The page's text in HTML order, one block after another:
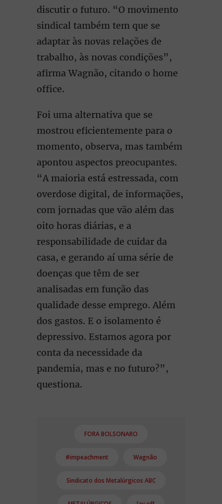
discutir o futuro. “O movimento
sindical também tem que se
adaptar às novas relações de
trabalho, às novas condições”,
afirma Wagnão, citando o home
office.
Foi uma alternativa que se
mostrou eficientemente para o
momento, observa, mas também
apontou aspectos preocupantes.
“A maioria está estressada, com
overdose digital, de informações,
com jornadas que vão além das
oito horas diárias, e a
responsabilidade de cuidar da
casa, e gerando aí uma série de
doenças que têm de ser
analisadas em função das
qualidade desse emprego. Além
dos gastos. E o isolamento é
depressivo. Estamos agora por
conta da necessidade da
pandemia, mas e no futuro?”,
questiona.
FORA BOLSONARO
#impeachment Wagnão
Sindicato dos Metalúrgicos ABC